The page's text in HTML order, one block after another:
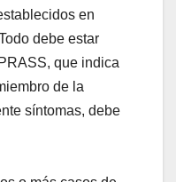
en
debe estar
que indica
de la
síntomas, debe